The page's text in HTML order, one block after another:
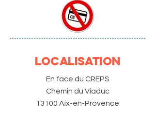
LOCALISATION
En face du CREPS
Chemin du Viaduc
13100 Aix-en-Provence